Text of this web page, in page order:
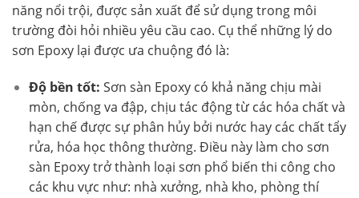
năng nổi trội, được sản xuất để sử dụng trong môi
trường đòi hỏi nhiều yêu cầu cao. Cụ thể những lý do
sơn Epoxy lại được ưa chuộng đó là:
Độ bền tốt: Sơn sàn Epoxy có khả năng chịu mài
mòn, chống va đập, chịu tác động từ các hóa chất và
hạn chế được sự phân hủy bởi nước hay các chất tẩy
rửa, hóa học thông thường. Điều này làm cho sơn
sàn Epoxy trở thành loại sơn phổ biến thi công cho
các khu vực như: nhà xưởng, nhà kho, phòng thí